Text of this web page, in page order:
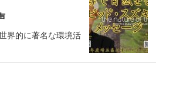
界的に著名な環境活